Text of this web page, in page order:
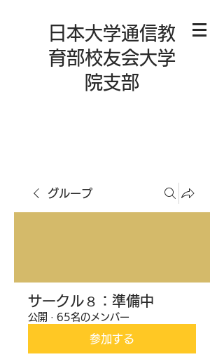
日本大学通信教
育部校友会大学
院支部
グループ
サークル８：準備中
公開 · 65名のメンバー
参加する